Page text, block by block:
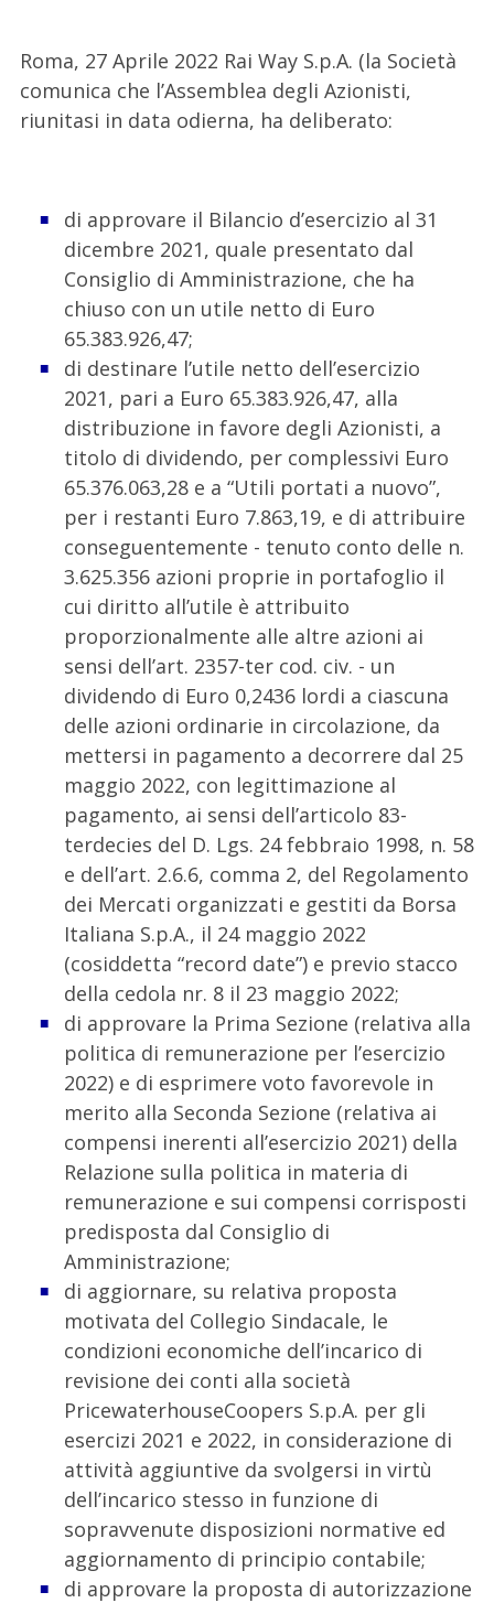
Roma, 27 Aprile 2022 Rai Way S.p.A. (la Società
comunica che l’Assemblea degli Azionisti,
riunitasi in data odierna, ha deliberato:
di approvare il Bilancio d’esercizio al 31
dicembre 2021, quale presentato dal
Consiglio di Amministrazione, che ha
chiuso con un utile netto di Euro
65.383.926,47;
di destinare l’utile netto dell’esercizio
2021, pari a Euro 65.383.926,47, alla
distribuzione in favore degli Azionisti, a
titolo di dividendo, per complessivi Euro
65.376.063,28 e a “Utili portati a nuovo”,
per i restanti Euro 7.863,19, e di attribuire
conseguentemente - tenuto conto delle n.
3.625.356 azioni proprie in portafoglio il
cui diritto all’utile è attribuito
proporzionalmente alle altre azioni ai
sensi dell’art. 2357-ter cod. civ. - un
dividendo di Euro 0,2436 lordi a ciascuna
delle azioni ordinarie in circolazione, da
mettersi in pagamento a decorrere dal 25
maggio 2022, con legittimazione al
pagamento, ai sensi dell’articolo 83-
terdecies del D. Lgs. 24 febbraio 1998, n. 58
e dell’art. 2.6.6, comma 2, del Regolamento
dei Mercati organizzati e gestiti da Borsa
Italiana S.p.A., il 24 maggio 2022
(cosiddetta “record date”) e previo stacco
della cedola nr. 8 il 23 maggio 2022;
di approvare la Prima Sezione (relativa alla
politica di remunerazione per l’esercizio
2022) e di esprimere voto favorevole in
merito alla Seconda Sezione (relativa ai
compensi inerenti all’esercizio 2021) della
Relazione sulla politica in materia di
remunerazione e sui compensi corrisposti
predisposta dal Consiglio di
Amministrazione;
di aggiornare, su relativa proposta
motivata del Collegio Sindacale, le
condizioni economiche dell’incarico di
revisione dei conti alla società
PricewaterhouseCoopers S.p.A. per gli
esercizi 2021 e 2022, in considerazione di
attività aggiuntive da svolgersi in virtù
dell’incarico stesso in funzione di
sopravvenute disposizioni normative ed
aggiornamento di principio contabile;
di approvare la proposta di autorizzazione